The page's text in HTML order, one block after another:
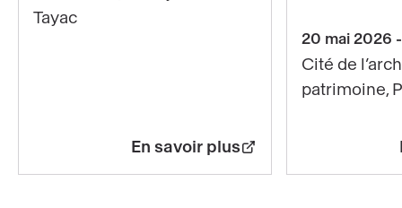
Tayac
En savoir plus
20 mai 2026
Cité de
patrimoine,